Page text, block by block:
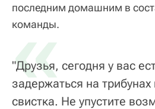
последним домашним в
команды.
«
"Друзья, сегодня у вас
задержаться на
свистка. Не упустите